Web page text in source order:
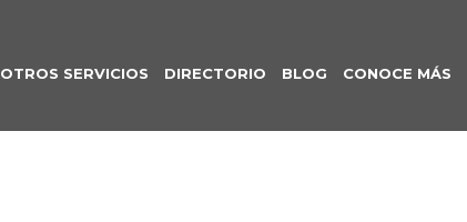
OTROS SERVICIOS DIRECTORIO BLOG CONOCE MÁS